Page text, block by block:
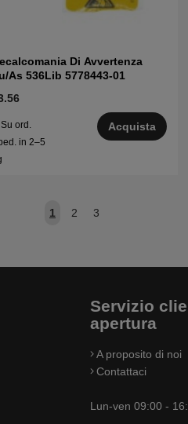
Di Avvertenza
As 536Lib 5778443-01
Su ord.
in 2–5
Acquista
1 2 3
Servizio
apertura
A proposito di noi
Contattaci
Lun-ven 09:00 -